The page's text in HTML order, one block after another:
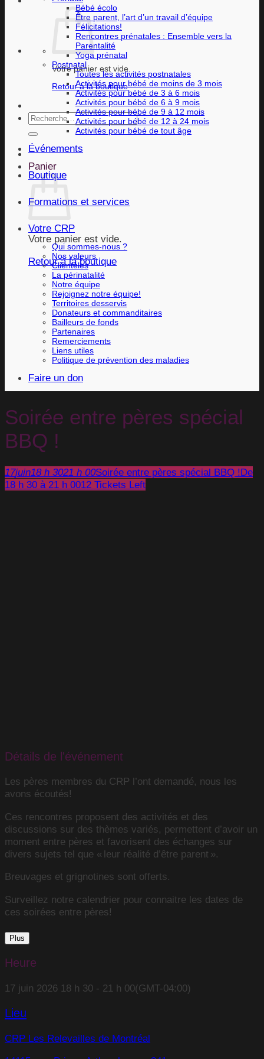
Votre panier est vide.
Retour à la boutique
Recherche
pour :
Panier
Votre panier est vide.
Retour à la boutique
Bébé écolo
Être parent, l’art d’un travail d’équipe
Félicitations!
Rencontres prénatales : Ensemble vers la
Parentalité
Yoga prénatal
Postnatal
Toutes les activités postnatales
Activités pour bébé de moins de 3 mois
Activités pour bébé de 3 à 6 mois
Activités pour bébé de 6 à 9 mois
Activités pour bébé de 9 à 12 mois
Activités pour bébé de 12 à 24 mois
Activités pour bébé de tout âge
Événements
Boutique
Formations et services
Votre CRP
Qui sommes-nous ?
Nos valeurs
Clientèles
La périnatalité
Notre équipe
Rejoignez notre équipe!
Territoires desservis
Donateurs et commanditaires
Bailleurs de fonds
Partenaires
Remerciements
Liens utiles
Politique de prévention des maladies
Faire un don
Soirée entre pères spécial
BBQ !
17juin18 h 3021 h 00Soirée entre pères spécial BBQ !De
18 h 30 à 21 h 0012 Tickets Left
Détails de l'événement
Les pères membres du CRP l’ont demandé, nous les
avons écoutés!
Ces rencontres proposent des activités et des
discussions sur des thèmes variés, permettent d’avoir un
moment entre pères et favorisent des échanges sur
divers sujets tel que « leur réalité d’être parent ».
Breuvages et grignotines sont offerts.
Surveillez notre calendrier pour connaitre les dates de
ces soirées entre pères!
Plus
Heure
17 juin 2026 18 h 30 - 21 h 00(GMT-04:00)
Lieu
CRP Les Relevailles de Montréal